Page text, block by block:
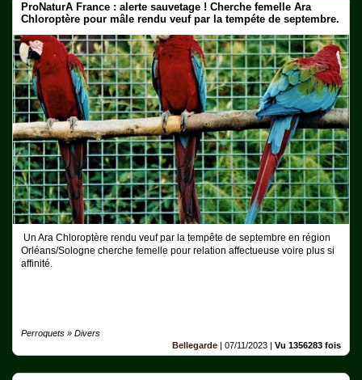
ProNaturA France : alerte sauvetage ! Cherche femelle Ara
Chloroptère pour mâle rendu veuf par la tempéte de septembre.
Un Ara Chloroptère rendu veuf par la tempête de septembre en région
Orléans/Sologne cherche femelle pour relation affectueuse voire plus si
affinité.
Perroquets » Divers
Bellegarde | 07/11/2023 | Vu 1356283 fois